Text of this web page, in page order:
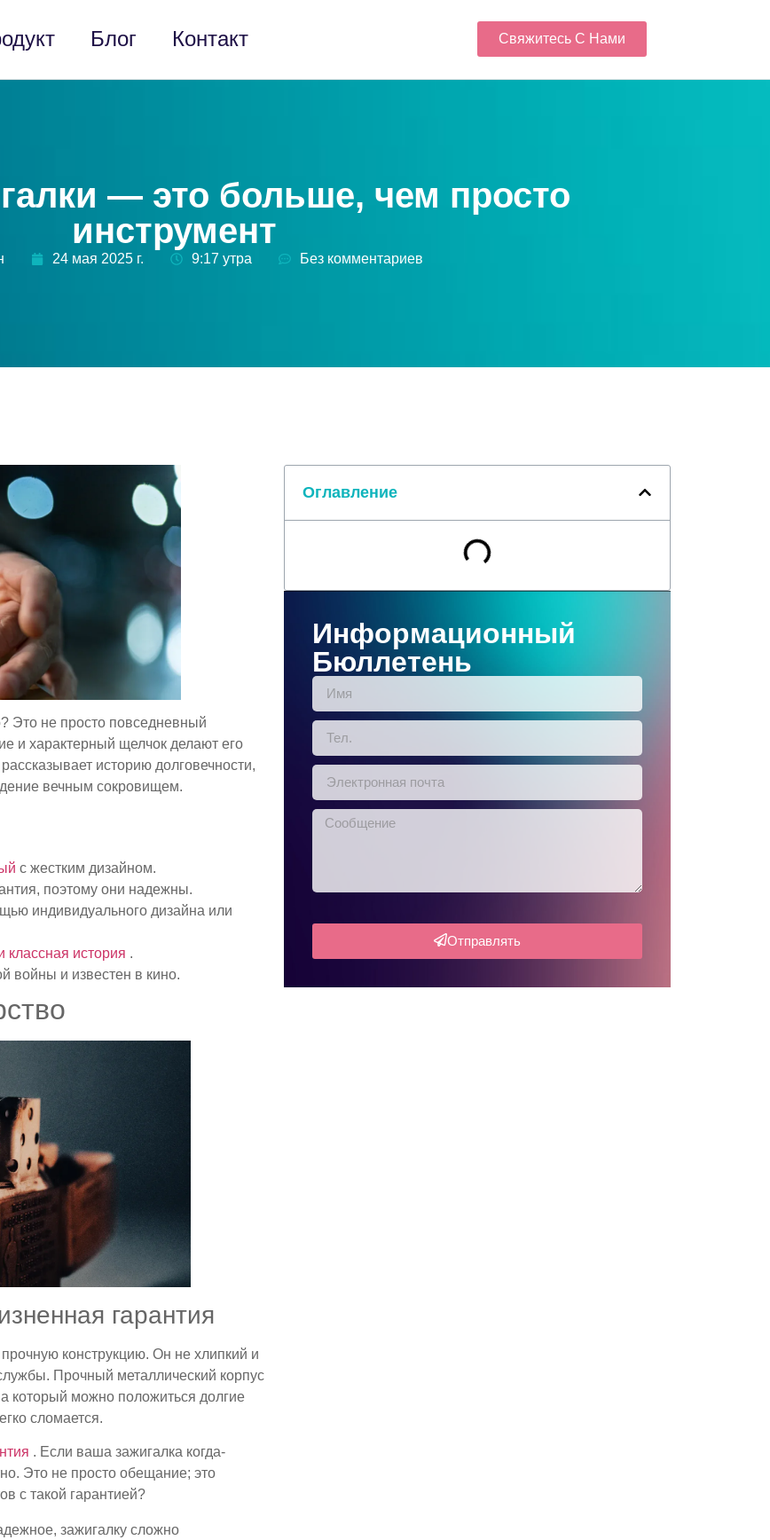
Блог Контакт Свяжитесь С Нами
— это больше, чем просто
инструмент
24 мая 2025 г. 9:17 утра Без комментариев
Это не просто повседневный
и характерный щелчок делают его
историю долговечности,
вечным сокровищем.
с жестким дизайном.
поэтому они надежны.
индивидуального дизайна или
классная история .
войны и известен в кино.
гарантия
конструкцию. Он не хлипкий и
Прочный металлический корпус
который можно положиться долгие
сломается.
. Если ваша зажигалка когда-
Это не просто обещание; это
с такой гарантией?
зажигалку сложно
Оглавление
Информационный
Бюллетень
Отправлять